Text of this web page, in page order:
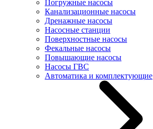
Погружные насосы
Канализационные насосы
Дренажные насосы
Насосные станции
Поверхностные насосы
Фекальные насосы
Повышающие насосы
Насосы ГВС
Автоматика и комплектующие